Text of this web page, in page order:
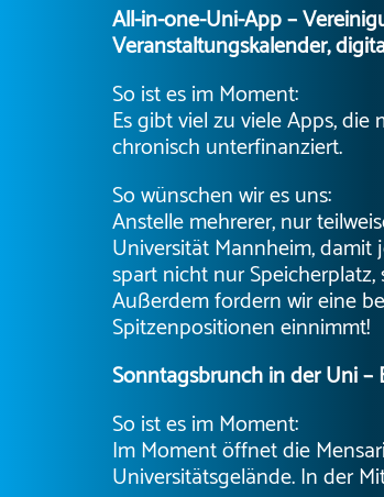
All-in-one-Uni-App –
Veranstaltungskalender,
So ist es im Moment:
Es gibt viel zu viele Apps,
chronisch unterfinanziert.
So wünschen wir es uns:
Anstelle mehrerer, nur
Universität Mannheim,
spart nicht nur
Außerdem fordern wir eine
Spitzenpositionen einnimmt!
Sonntagsbrunch in der Uni –
So ist es im Moment:
Im Moment öffnet die
Universitätsgelände. In der